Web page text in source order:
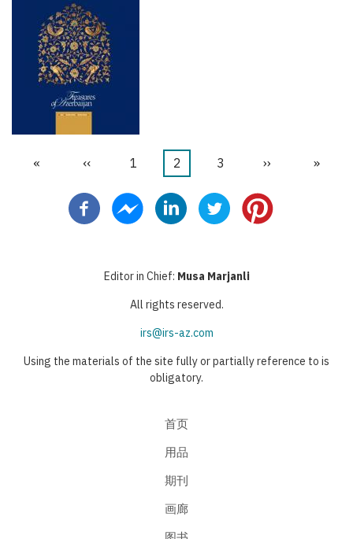
首
«
前
页
‹‹
页
1
当
页
2
页
3
下
页
››
末
»
Editor in Chief: Musa Marjanli
All rights reserved.
irs@irs-az.com
Using the materials of the site fully or partially reference to is
obligatory.
首页
用品
期刊
画廊